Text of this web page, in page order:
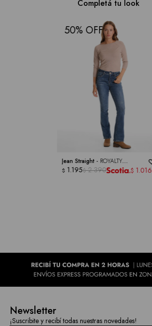
Completá tu look
50
Jean Straight - ROYALTY
COLLECTION
$ 1.195$ 2.390 $ 1.016
Newsletter
¡Suscribite y recibí todas nuestras novedades!